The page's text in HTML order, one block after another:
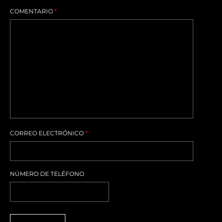
COMENTARIO *
CORREO ELECTRÓNICO *
NÚMERO DE TELÉFONO